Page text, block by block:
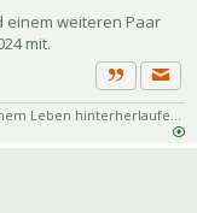
einem weiteren Paar
mit.
Zitat
Leben hinterherlaufe...